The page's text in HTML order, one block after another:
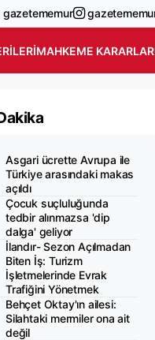
gazetememur
MAHKEME
Asgari ücrette Avrupa ile
Türkiye arasındaki makas
açıldı
Çocuk suçluluğunda
tedbir alınmazsa 'dip
dalga' geliyor
İlandır- Sezon Açılmadan
Biten İş: Turizm
İşletmelerinde Evrak
Trafiğini Yönetmek
Behçet Oktay'ın ailesi:
Silahtaki mermiler ona ait
değil